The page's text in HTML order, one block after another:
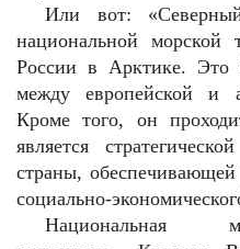
Или вот:
национальной морской
России в Арктике. Это
между европейской и
Кроме того, он
является
страны,
социально-
Национальная